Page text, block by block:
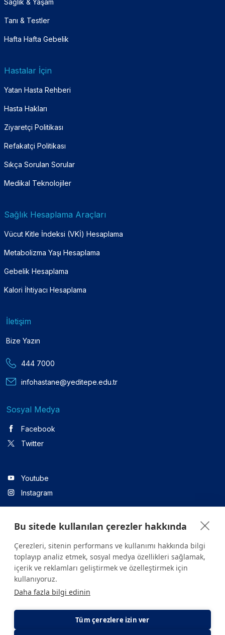
Tanı & Testler
Hafta Hafta Gebelik
Hastalar İçin
Yatan Hasta Rehberi
Hasta Hakları
Ziyaretçi Politikası
Refakatçi Politikası
Sıkça Sorulan Sorular
Medikal Teknolojiler
Sağlık Hesaplama Araçları
Vücut Kitle İndeksi (VKİ) Hesaplama
Metabolizma Yaşı Hesaplama
Gebelik Hesaplama
Kalori İhtiyacı Hesaplama
İletişim
Bize Yazın
444 7000
infohastane@yeditepe.edu.tr
Sosyal Medya
Facebook
Twitter
Youtube
Instagram
Linkedin
Sitede yer alan tüm içerikler yalnızca bilgilendirme amaçlıdır.
Sağlığınızla ilgili sorularınız için mutlaka doktoruza ya da bir sağlık
kuruluşuna başvurunuz.
Bu sitede kullanılan çerezler hakkında
Çerezleri, sitenin performans ve kullanımı hakkında bilgi
toplayıp analiz etmek, sosyal medya özellikleri sağlamak,
içerik ve reklamları geliştirmek ve özelleştirmek için
kullanıyoruz.
Daha fazla bilgi edinin
Tüm çerezlere izin ver